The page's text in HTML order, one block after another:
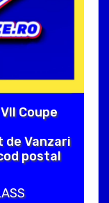
Coupe
de Vanzari
postal